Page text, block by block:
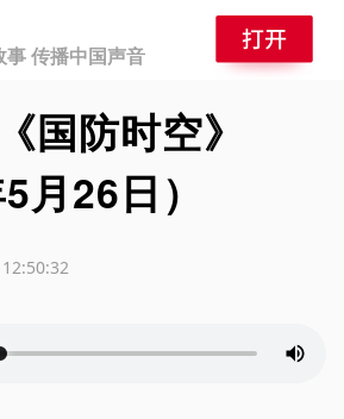
事 传播中国声音
国防时空》
月26日）